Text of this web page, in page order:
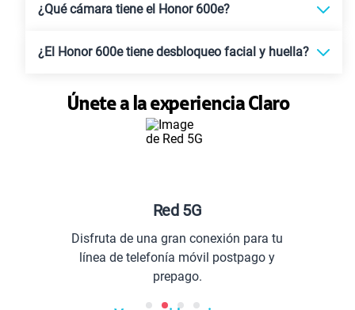
¿Qué cámara tiene el Honor 600e?
¿El Honor 600e tiene desbloqueo facial y huella?
Únete a la experiencia Claro
Red 5G
Disfruta de una gran conexión para tu
línea de telefonía móvil postpago y
prepago.